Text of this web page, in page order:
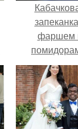
фаршем